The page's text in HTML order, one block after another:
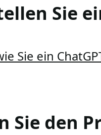
Sie
Sie ein
Sie den